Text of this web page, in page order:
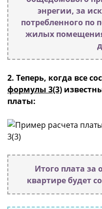
энрегии, за
потребленного по
жилых
2. Теперь, когда все
формулы 3(3)
платы:
Итого плата за
квартире будет